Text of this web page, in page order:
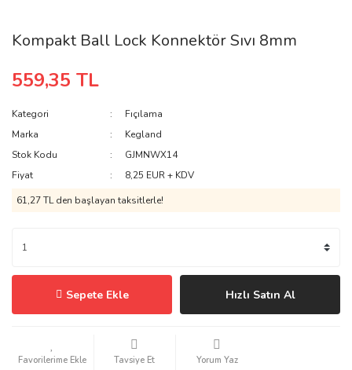
Kompakt Ball Lock Konnektör Sıvı 8mm
559,35 TL
Kategori
Fıçılama
Marka
Kegland
Stok Kodu
GJMNWX14
Fiyat
8,25 EUR + KDV
61,27 TL den başlayan taksitlerle!
Sepete Ekle Hızlı Satın Al
Tavsiye Et Yorum Yaz